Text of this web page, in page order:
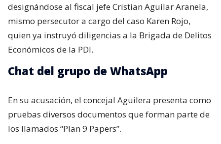
designándose al fiscal jefe Cristian Aguilar Aranela,
mismo persecutor a cargo del caso Karen Rojo,
quien ya instruyó diligencias a la Brigada de Delitos
Económicos de la PDI.
Chat del grupo de WhatsApp
En su acusación, el concejal Aguilera presenta como
pruebas diversos documentos que forman parte de
los llamados “Plan 9 Papers”.